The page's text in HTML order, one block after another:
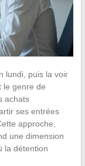
lundi, puis la voir
le genre de
achats
ses entrées
approche,
une dimension
la détention